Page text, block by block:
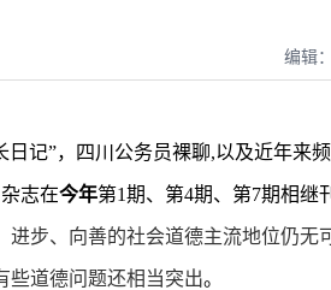
编辑
日记”，四川公务员裸聊,以及近年
杂志在今年第1期、第4期、第7期相继
进步、向善的社会道德主流地位仍
些道德问题还相当突出。